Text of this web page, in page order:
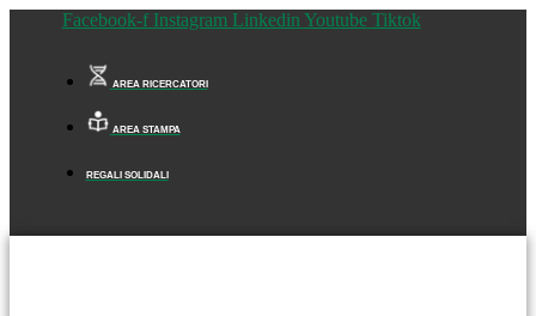
Facebook-f Instagram Linkedin Youtube Tiktok
AREA RICERCATORI
AREA STAMPA
REGALI SOLIDALI